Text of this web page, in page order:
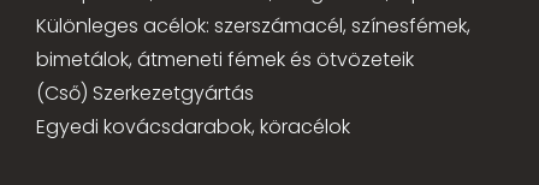
Különleges acélok: szerszámacél, színesfémek,
bimetálok, átmeneti fémek és ötvözeteik
(Cső) Szerkezetgyártás
Egyedi kovácsdarabok, köracélok